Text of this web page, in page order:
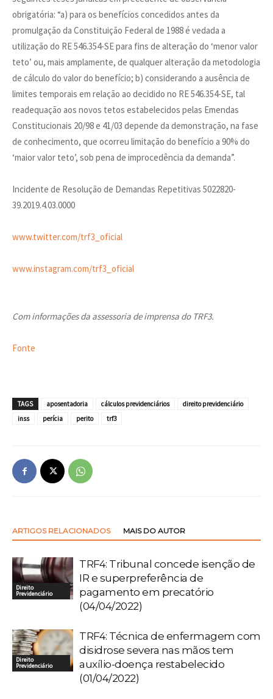
obrigatória: “a) para os benefícios concedidos antes da
promulgação da Constituição Federal de 1988 é vedada a
utilização do RE 546.354-SE para fins de alteração do ‘menor valor
teto’ ou, mais amplamente, de qualquer alteração da metodologia
de cálculo do valor do benefício; b) considerando a ausência de
limites temporais em relação ao decidido no RE 546.354-SE, tal
readequação aos novos tetos estabelecidos pelas Emendas
Constitucionais 20/98 e 41/03 depende da demonstração, na fase
de conhecimento, que ocorreu limitação do benefício a 90% do
‘maior valor teto’, sob pena de improcedência da demanda”.
Incidente de Resolução de Demandas Repetitivas 5022820-
39.2019.4.03.0000
www.twitter.com/trf3_oficial
www.instagram.com/trf3_oficial
Com informações da assessoria de imprensa do TRF3.
Fonte
TAGS aposentadoria cálculos previdenciários
direito previdenciário
inss
perícia perito trf3
ARTIGOS RELACIONADOS MAIS DO AUTOR
Direito
Previdenciário
TRF4: Tribunal concede isenção de
IR e superpreferência de
pagamento em precatório
(04/04/2022)
Direito
Previdenciário
TRF4: Técnica de enfermagem com
disidrose severa nas mãos tem
auxílio-doença restabelecido
(01/04/2022)